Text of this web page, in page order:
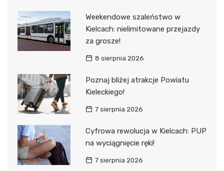
Weekendowe szaleństwo w
Kielcach: nielimitowane przejazdy
za grosze!
8 sierpnia 2026
Poznaj bliżej atrakcje Powiatu
Kieleckiego!
7 sierpnia 2026
Cyfrowa rewolucja w Kielcach: PUP
na wyciągnięcie ręki!
7 sierpnia 2026